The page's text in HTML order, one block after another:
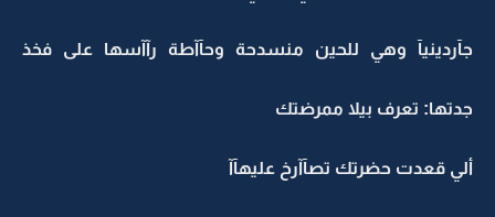
جآردينيآ وهي للحين منسدحة وحآآطة رآآسها على فخذ
جدتها: تعرف بيلا ممرضتك
ألي قعدت حضرتك تصآآرخ عليهآآ